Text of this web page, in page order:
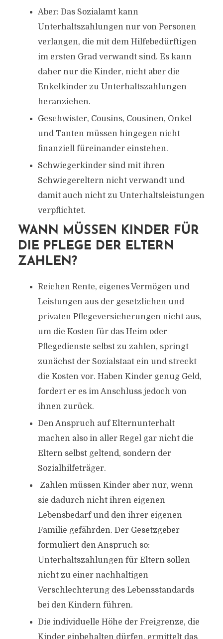
Aber: Das Sozialamt kann
Unterhaltszahlungen nur von Personen
verlangen, die mit dem Hilfebedürftigen
im ersten Grad verwandt sind. Es kann
daher nur die Kinder, nicht aber die
Enkelkinder zu Unterhaltszahlungen
heranziehen.
Geschwister, Cousins, Cousinen, Onkel
und Tanten müssen hingegen nicht
finanziell füreinander einstehen.
Schwiegerkinder sind mit ihren
Schwiegereltern nicht verwandt und
damit auch nicht zu Unterhaltsleistungen
verpflichtet.
WANN MÜSSEN KINDER FÜR
DIE PFLEGE DER ELTERN
ZAHLEN?
Reichen Rente, eigenes Vermögen und
Leistungen aus der gesetzlichen und
privaten Pflegeversicherungen nicht aus,
um die Kosten für das Heim oder
Pflegedienste selbst zu zahlen, springt
zunächst der Sozialstaat ein und streckt
die Kosten vor. Haben Kinder genug Geld,
fordert er es im Anschluss jedoch von
ihnen zurück.
Den Anspruch auf Elternunterhalt
machen also in aller Regel gar nicht die
Eltern selbst geltend, sondern der
Sozialhilfeträger.
Zahlen müssen Kinder aber nur, wenn
sie dadurch nicht ihren eigenen
Lebensbedarf und den ihrer eigenen
Familie gefährden. Der Gesetzgeber
formuliert den Anspruch so:
Unterhaltszahlungen für Eltern sollen
nicht zu einer nachhaltigen
Verschlechterung des Lebensstandards
bei den Kindern führen.
Die individuelle Höhe der Freigrenze, die
Kinder einbehalten dürfen, ermittelt das